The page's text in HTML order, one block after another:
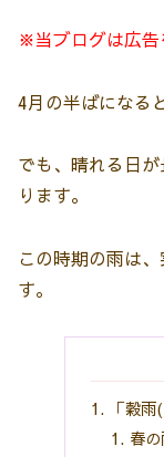
※当ブログは広告
4月の半ばになる
でも、晴れる日
ります。
この時期の雨は
す。
「穀
春